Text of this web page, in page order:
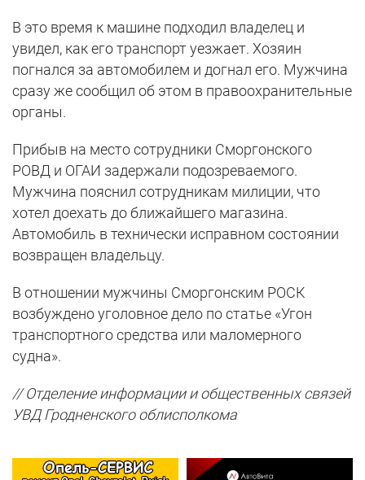
В это время к машине подходил владелец и
увидел, как его транспорт уезжает. Хозяин
погнался за автомобилем и догнал его. Мужчина
сразу же сообщил об этом в правоохранительные
органы.
Прибыв на место сотрудники Сморгонского
РОВД и ОГАИ задержали подозреваемого.
Мужчина пояснил сотрудникам милиции, что
хотел доехать до ближайшего магазина.
Автомобиль в технически исправном состоянии
возвращен владельцу.
В отношении мужчины Сморгонским РОСК
возбуждено уголовное дело по статье «Угон
транспортного средства или маломерного
судна».
// Отделение информации и общественных связей
УВД Гродненского облисполкома